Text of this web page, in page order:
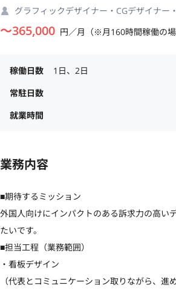
グラフィックデザイナー・CGデザイナー
〜365,000 円／月（※月160時間稼働の場
稼働日数
1日、2日
常駐日数
就業時間
業務内容
■期待するミッション
外国人向けにインパクトのある訴求力の高い
たいです。
■担当工程（業務範囲）
・看板デザイン
（代表とコミュニケーション取りながら、進